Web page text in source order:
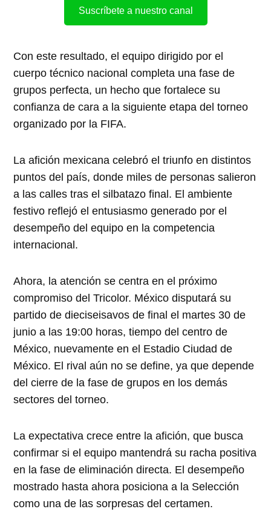
Suscríbete a nuestro canal
Con este resultado, el equipo dirigido por el
cuerpo técnico nacional completa una fase de
grupos perfecta, un hecho que fortalece su
confianza de cara a la siguiente etapa del torneo
organizado por la FIFA.
La afición mexicana celebró el triunfo en distintos
puntos del país, donde miles de personas salieron
a las calles tras el silbatazo final. El ambiente
festivo reflejó el entusiasmo generado por el
desempeño del equipo en la competencia
internacional.
Ahora, la atención se centra en el próximo
compromiso del Tricolor. México disputará su
partido de dieciseisavos de final el martes 30 de
junio a las 19:00 horas, tiempo del centro de
México, nuevamente en el Estadio Ciudad de
México. El rival aún no se define, ya que depende
del cierre de la fase de grupos en los demás
sectores del torneo.
La expectativa crece entre la afición, que busca
confirmar si el equipo mantendrá su racha positiva
en la fase de eliminación directa. El desempeño
mostrado hasta ahora posiciona a la Selección
como una de las sorpresas del certamen.